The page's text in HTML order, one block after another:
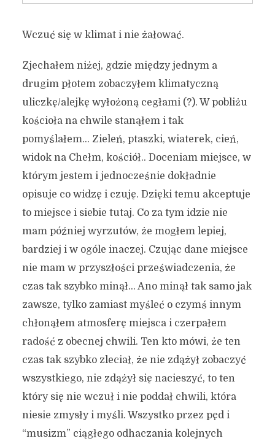
Wczuć się w klimat i nie żałować.
Zjechałem niżej, gdzie między jednym a
drugim płotem zobaczyłem klimatyczną
uliczkę/alejkę wyłożoną cegłami (?). W pobliżu
kościoła na chwile stanąłem i tak
pomyślałem… Zieleń, ptaszki, wiaterek, cień,
widok na Chełm, kościół.. Doceniam miejsce, w
którym jestem i jednocześnie dokładnie
opisuje co widzę i czuję. Dzięki temu akceptuje
to miejsce i siebie tutaj. Co za tym idzie nie
mam później wyrzutów, że mogłem lepiej,
bardziej i w ogóle inaczej. Czując dane miejsce
nie mam w przyszłości przeświadczenia, że
czas tak szybko minął… Ano minął tak samo jak
zawsze, tylko zamiast myśleć o czymś innym
chłonąłem atmosferę miejsca i czerpałem
radość z obecnej chwili. Ten kto mówi, że ten
czas tak szybko zleciał, że nie zdążył zobaczyć
wszystkiego, nie zdążył się nacieszyć, to ten
który się nie wczuł i nie poddał chwili, która
niesie zmysły i myśli. Wszystko przez pęd i
“musizm” ciągłego odhaczania kolejnych